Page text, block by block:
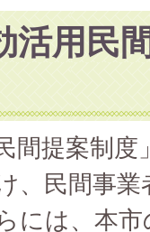
活用民
間提案制
、民間事
には、本